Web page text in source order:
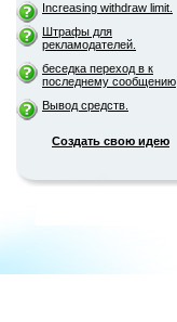
Increasing withdraw limit.
Штрафы для
рекламодателей.
беседка переход в к
последнему сообщению
Вывод средств.
Создать свою идею